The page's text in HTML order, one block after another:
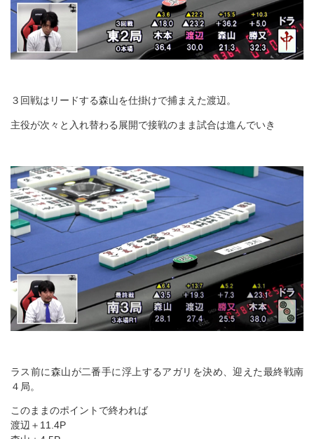
３回戦はリードする森山を仕掛けで捕まえた渡辺。
主役が次々と入れ替わる展開で接戦のまま試合は進んでいき
ラス前に森山が二番手に浮上するアガリを決め、迎えた最終戦南
４局。
このままのポイントで終われば
渡辺＋11.4P